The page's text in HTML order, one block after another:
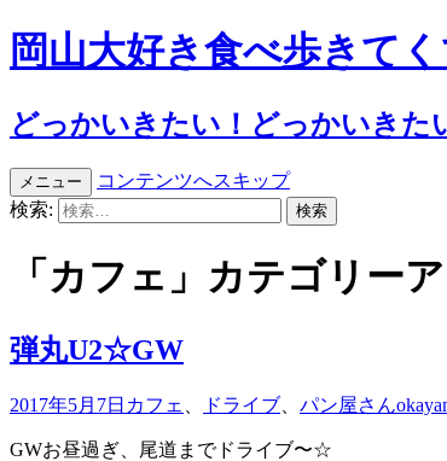
岡山大好き食べ歩きて
どっかいきたい！どっかいき
メニュー
コンテンツへスキップ
検索:
「カフェ」カテゴリー
弾丸U2☆GW
2017年5月7日 カフェ ドライブ パン屋さん
GWお昼過ぎ、尾道までドライブ〜☆